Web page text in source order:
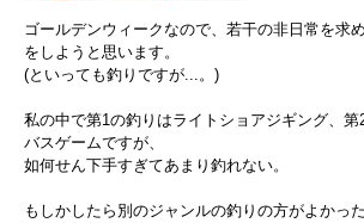
ゴールデンウィークなので、若干の非日常を求
をしようと思います。
(といっても釣りですが...。)
私の中で第1の釣りはライトショアジギング、
バスゲームですが、
如何せん下手すぎてあまり釣れない。
もしかしたら別のジャンルの釣りの方がよかっ